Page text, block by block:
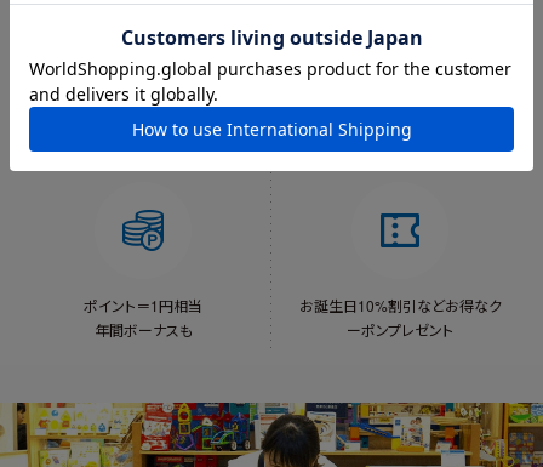
8,800円以上で
送料当社負担
対象外あり
オリジナルギフト袋
（550円）をご用意
ポイントが貯まる
ポイント＝1円相当
年間ボーナスも
会員限定クーポン
お誕生日10%割引などお得なク
ーポンプレゼント